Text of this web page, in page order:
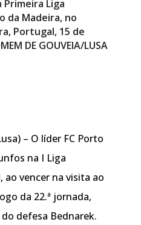
Liga
da Madeira, no
Portugal, 15 de
DE GOUVEIA/LUSA
– O líder FC Porto
na I Liga
vencer na visita ao
da 22.ª jornada,
defesa Bednarek.